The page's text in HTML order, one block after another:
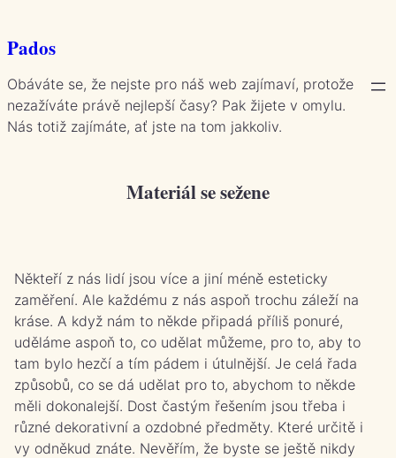
na
obsah
Pados
Obáváte se, že nejste pro náš web zajímaví, protože
nezažíváte právě nejlepší časy? Pak žijete v omylu.
Nás totiž zajímáte, ať jste na tom jakkoliv.
Materiál se sežene
Někteří z nás lidí jsou více a jiní méně esteticky
zaměření. Ale každému z nás aspoň trochu záleží na
kráse. A když nám to někde připadá příliš ponuré,
uděláme aspoň to, co udělat můžeme, pro to, aby to
tam bylo hezčí a tím pádem i útulnější. Je celá řada
způsobů, co se dá udělat pro to, abychom to někde
měli dokonalejší. Dost častým řešením jsou třeba i
různé dekorativní a ozdobné předměty. Které určitě i
vy odněkud znáte. Nevěřím, že byste se ještě nikdy